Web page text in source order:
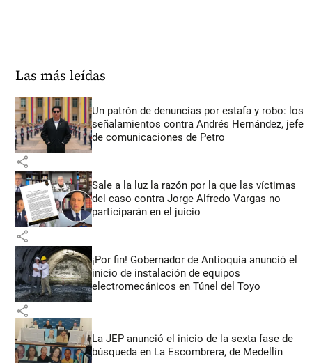
Las más leídas
Un patrón de denuncias por estafa y robo: los
señalamientos contra Andrés Hernández, jefe
de comunicaciones de Petro
share
Sale a la luz la razón por la que las víctimas
del caso contra Jorge Alfredo Vargas no
participarán en el juicio
share
¡Por fin! Gobernador de Antioquia anunció el
inicio de instalación de equipos
electromecánicos en Túnel del Toyo
share
La JEP anunció el inicio de la sexta fase de
búsqueda en La Escombrera, de Medellín